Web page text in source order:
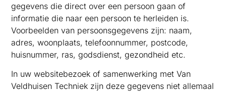
gegevens die direct over een persoon gaan of
informatie die naar een persoon te herleiden is.
Voorbeelden van persoonsgegevens zijn: naam,
adres, woonplaats, telefoonnummer, postcode,
huisnummer, ras, godsdienst, gezondheid etc.
In uw websitebezoek of samenwerking met Van
Veldhuisen Techniek zijn deze gegevens niet allemaal